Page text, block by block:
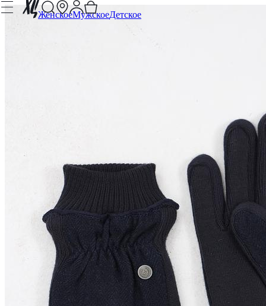
ЖенскоеМужскоеДетское